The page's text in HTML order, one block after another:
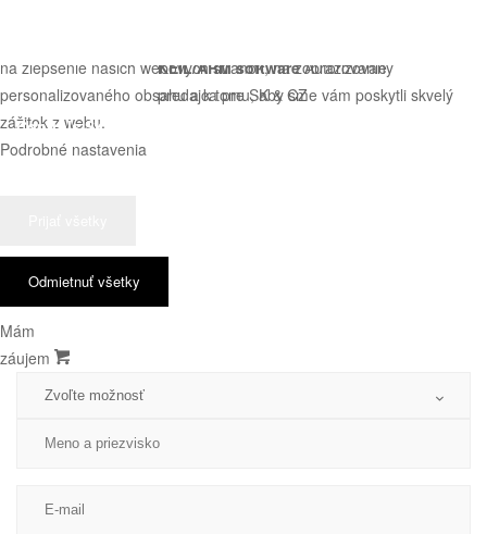
na zlepšenie našich webových stránok, na zobrazovanie
personalizovaného obsahu a k tomu, aby sme vám poskytli skvelý
zážitok z webu.
Podrobné nastavenia
Odmietnuť všetky
Mám
záujem
KEIL/ARM software Autorizovaný
predajca pre SK & CZ